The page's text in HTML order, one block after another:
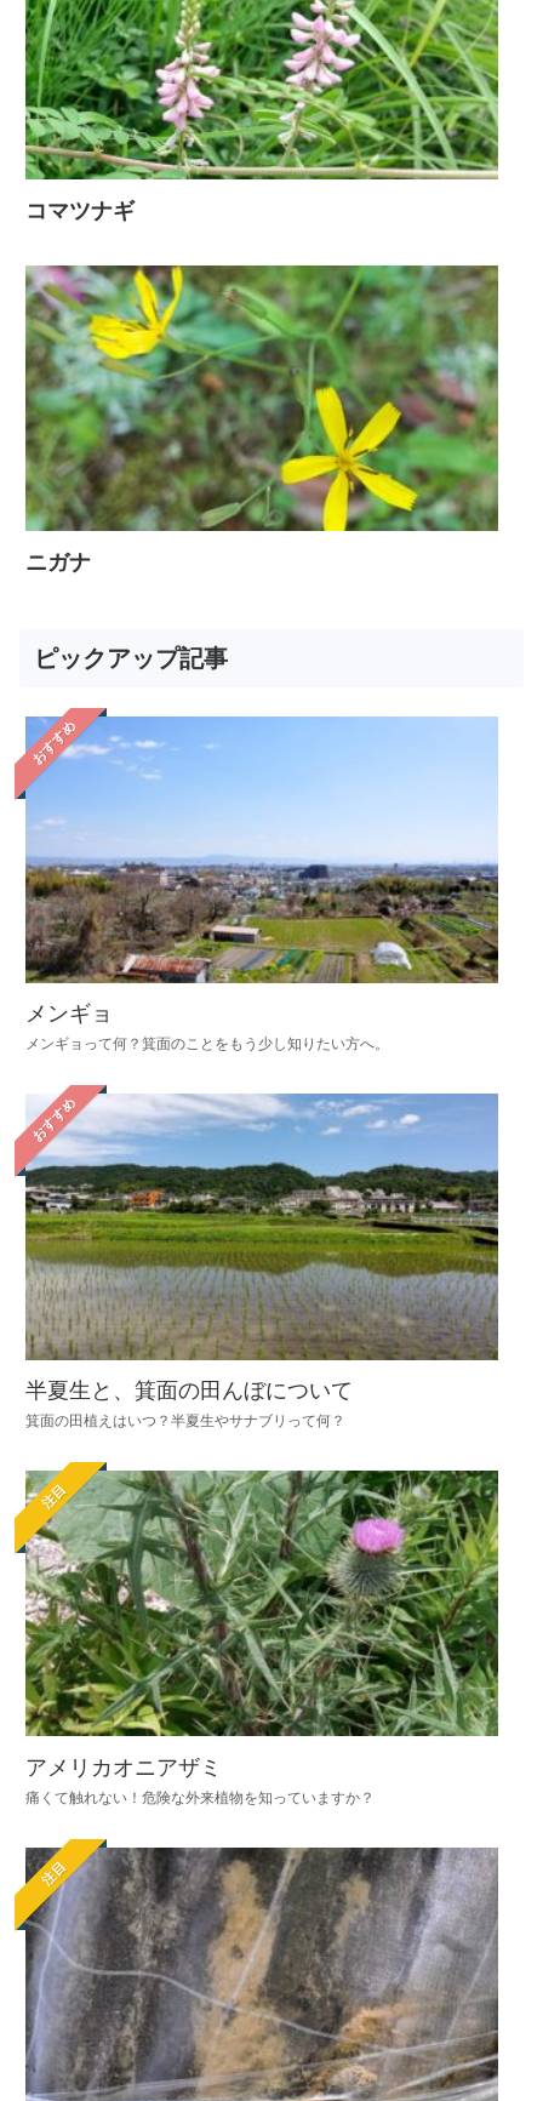
コマツナギ
ニガナ
ピックアップ記事
おすすめ
メンギョ
メンギョって何？箕面のことをもう少し知りたい方へ。
おすすめ
半夏生と、箕面の田んぼについて
箕面の田植えはいつ？半夏生やサナブリって何？
注目
アメリカオニアザミ
痛くて触れない！危険な外来植物を知っていますか？
注目